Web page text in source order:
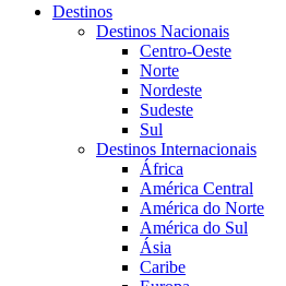
Destinos
Destinos Nacionais
Centro-Oeste
Norte
Nordeste
Sudeste
Sul
Destinos Internacionais
África
América Central
América do Norte
América do Sul
Ásia
Caribe